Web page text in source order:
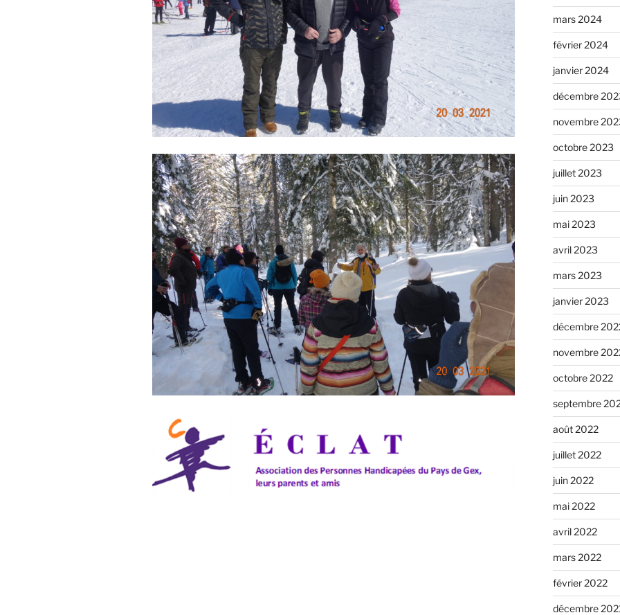
mars 2024
février 2024
janvier 2024
décembre
novembre
octobre 2023
juillet 2023
juin 2023
mai 2023
avril 2023
mars 2023
janvier 2023
décembre
novembre
octobre 2022
septembre
août 2022
juillet 2022
juin 2022
mai 2022
avril 2022
mars 2022
février 2022
décembre